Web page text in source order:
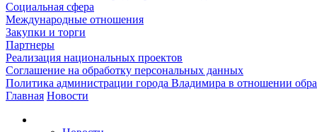
Социальная сфера
Международные отношения
Закупки и торги
Партнеры
Реализация национальных проектов
Соглашение на обработку персональных данных
Политика администрации города Владимира в отношении
Главная Новости